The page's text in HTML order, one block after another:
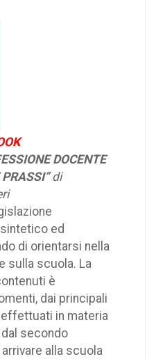
DOCENTE
PRASSI”di
ed
di orientarsi nella
sulla scuola. La
è
dai principali
in materia
secondo
alla scuola